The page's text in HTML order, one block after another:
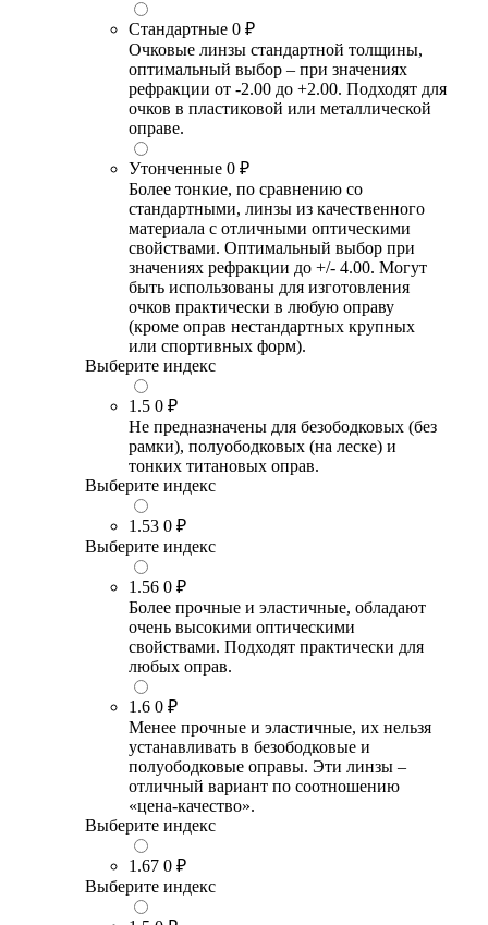
Стандартные 0 ₽
Очковые линзы стандартной толщины,
оптимальный выбор – при значениях
рефракции от -2.00 до +2.00. Подходят для
очков в пластиковой или металлической
оправе.
Утонченные 0 ₽
Более тонкие, по сравнению со
стандартными, линзы из качественного
материала с отличными оптическими
свойствами. Оптимальный выбор при
значениях рефракции до +/- 4.00. Могут
быть использованы для изготовления
очков практически в любую оправу
(кроме оправ нестандартных крупных
или спортивных форм).
Выберите индекс
1.5 0 ₽
Не предназначены для безободковых (без
рамки), полуободковых (на леске) и
тонких титановых оправ.
Выберите индекс
1.53 0 ₽
Выберите индекс
1.56 0 ₽
Более прочные и эластичные, обладают
очень высокими оптическими
свойствами. Подходят практически для
любых оправ.
1.6 0 ₽
Менее прочные и эластичные, их нельзя
устанавливать в безободковые и
полуободковые оправы. Эти линзы –
отличный вариант по соотношению
«цена-качество».
Выберите индекс
1.67 0 ₽
Выберите индекс